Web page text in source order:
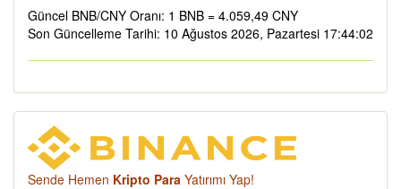
Güncel BNB/CNY Oranı: 1 BNB = 4.059,49 CNY
Son Güncelleme Tarihi: 10 Ağustos 2026, Pazartesi 17:44:02
Sende Hemen Kripto Para Yatırımı Yap!